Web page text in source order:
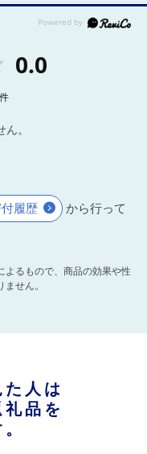
0.0
件
。
履歴
から行って
るもので、商品の効果や性
せん。
人は
品を